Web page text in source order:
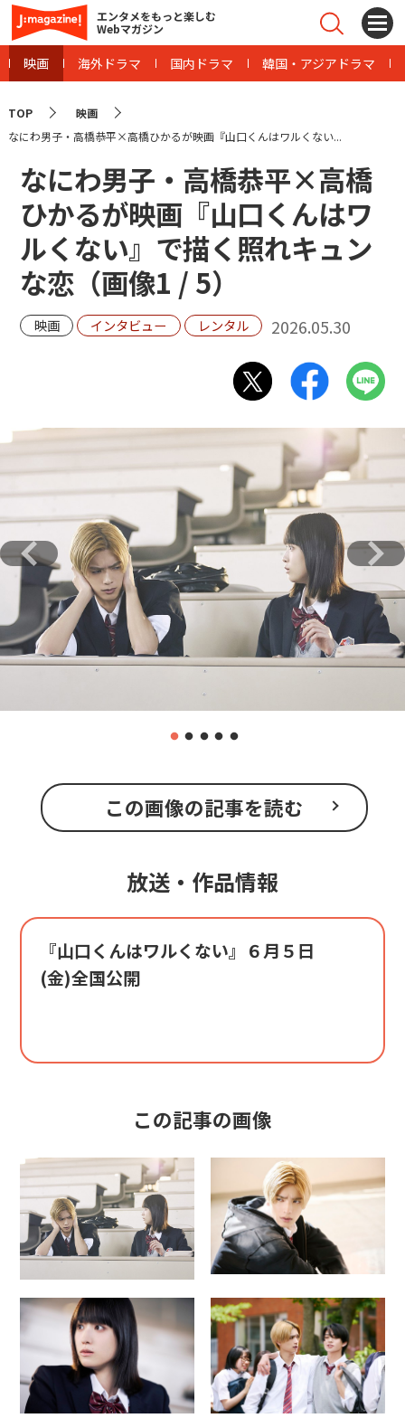
エンタメをもっと楽しむ
Webマガジン
映画 海外ドラマ 国内ドラマ 韓国・アジアドラマ
TOP
映画
なにわ男子・高橋恭平×高橋ひかるが映画『山口くんはワルくない...
なにわ男子・高橋恭平×高橋
ひかるが映画『山口くんはワ
ルくない』で描く照れキュン
な恋（画像1 / 5）
映画 インタビュー レンタル 2026.05.30
この画像の記事を読む
放送・作品情報
『山口くんはワルくない』６月５日
(金)全国公開
この記事の画像